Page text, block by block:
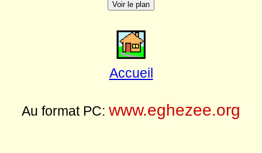
Accueil
Au format PC: www.eghezee.org